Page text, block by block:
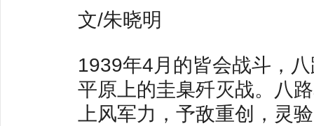
文/朱晓明
1939年4月的皆会战斗，
平原上的圭臬歼灭战。八
上风军力，予敌重创，灵